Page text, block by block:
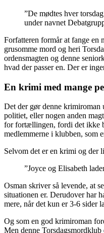
”De mødtes hver
under navnet
Forfatteren formår at fange en
grusomme mord og heri
ordensmagten og denne
hvad der passer en. Der er
En krimi med mange
Det der gør denne krimiroman
politiet, eller nogen anden
for fortællingen, fordi det ikke
medlemmerne i klubben, som
Selvom det er en krimi og der
”Joyce og Elisabeth
Osman skriver så levende, at
situationen er. Derudover har
mere, når det kun er 3-6 sider
Og som en god krimiroman
Men denne